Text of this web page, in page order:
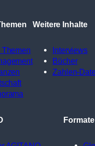
Themen
Weitere Inhalte
Interviews
Bücher
Zahlen-
Formate